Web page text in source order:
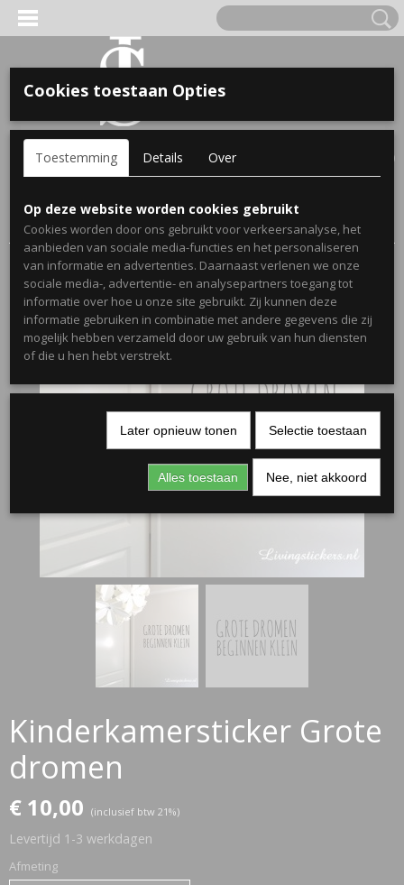
Inloggen Registreren
(0)
Home >Webshop>Stickers>Muurstickers Kinderkamer
Kinderkamersticker Grote dromen
Kinderkamersticker Grote
dromen
€ 10,00 (inclusief btw 21%)
Levertijd 1-3 werkdagen
Afmeting
VOOR KINDEREN
OPA & OMA.
NAAM EN GEBOORTEJAAR
Cookies toestaan Opties
Toestemming Details Over
Op deze website worden cookies gebruikt
Cookies worden door ons gebruikt voor verkeersanalyse, het
aanbieden van sociale media-functies en het personaliseren
van informatie en advertenties. Daarnaast verlenen we onze
sociale media-, advertentie- en analysepartners toegang tot
informatie over hoe u onze site gebruikt. Zij kunnen deze
informatie gebruiken in combinatie met andere gegevens die zij
mogelijk hebben verzameld door uw gebruik van hun diensten
of die u hen hebt verstrekt.
Later opnieuw tonen Selectie toestaan
Alles toestaan Nee, niet akkoord